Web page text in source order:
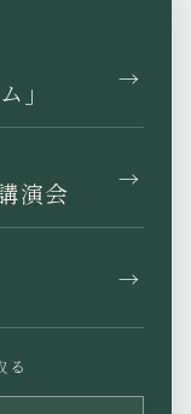
」 →
演会 →
→
る